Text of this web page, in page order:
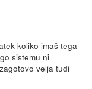
koliko imaš tega
sistemu ni
velja tudi